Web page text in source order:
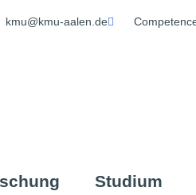
kmu@kmu-aalen.de
Studium